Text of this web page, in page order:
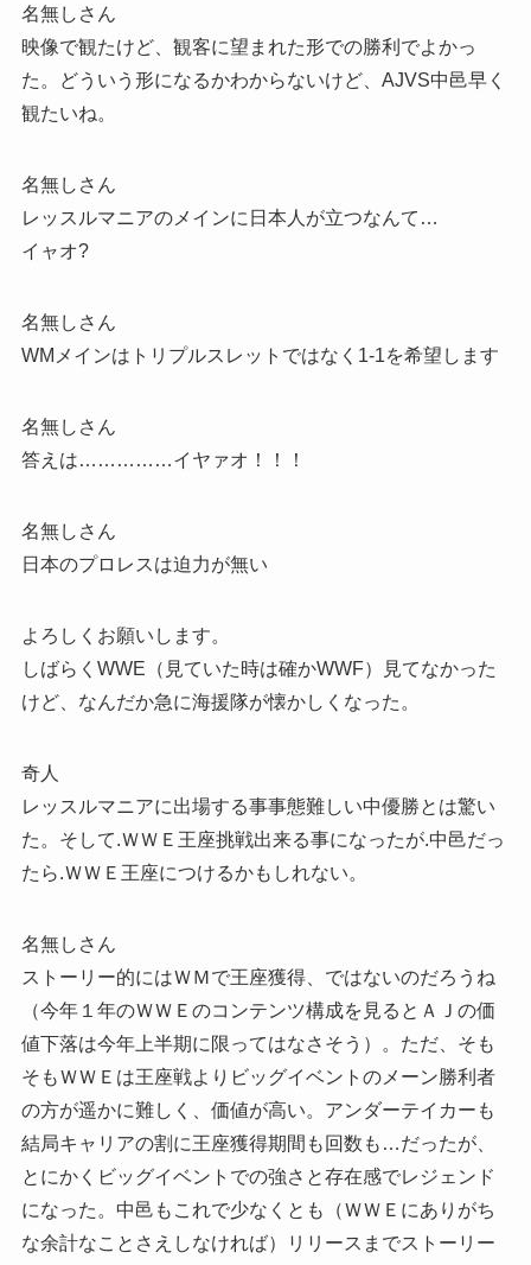
名無しさん
映像で観たけど、観客に望まれた形での勝利でよかっ
た。どういう形になるかわからないけど、AJVS中邑早く
観たいね。
名無しさん
レッスルマニアのメインに日本人が立つなんて…
イャオ?
名無しさん
WMメインはトリプルスレットではなく1-1を希望します
名無しさん
答えは……………イヤァオ！！！
名無しさん
日本のプロレスは迫力が無い
よろしくお願いします。
しばらくWWE（見ていた時は確かWWF）見てなかった
けど、なんだか急に海援隊が懐かしくなった。
奇人
レッスルマニアに出場する事事態難しい中優勝とは驚い
た。そして.ＷＷＥ王座挑戦出来る事になったが.中邑だっ
たら.ＷＷＥ王座につけるかもしれない。
名無しさん
ストーリー的にはＷＭで王座獲得、ではないのだろうね
（今年１年のＷＷＥのコンテンツ構成を見るとＡＪの価
値下落は今年上半期に限ってはなさそう）。ただ、そも
そもＷＷＥは王座戦よりビッグイベントのメーン勝利者
の方が遥かに難しく、価値が高い。アンダーテイカーも
結局キャリアの割に王座獲得期間も回数も…だったが、
とにかくビッグイベントでの強さと存在感でレジェンド
になった。中邑もこれで少なくとも（ＷＷＥにありがち
な余計なことさえしなければ）リリースまでストーリー